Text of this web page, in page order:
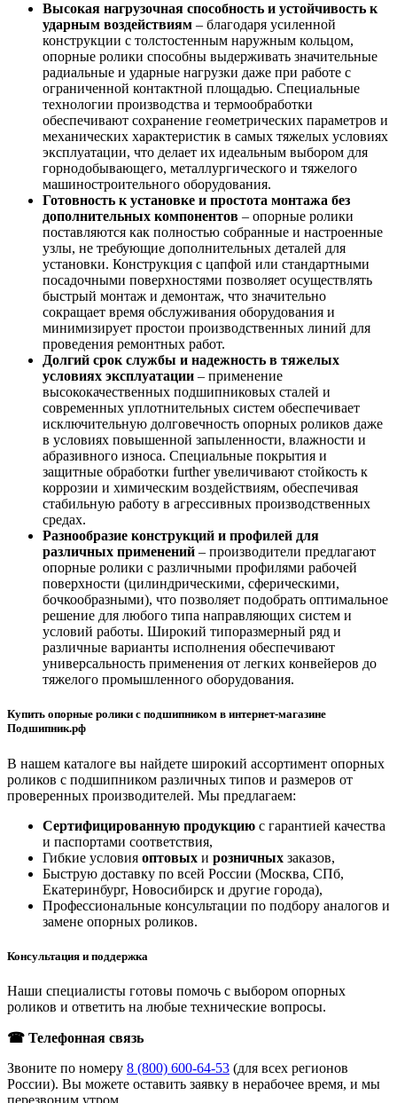
Высокая нагрузочная способность и устойчивость к
ударным воздействиям – благодаря усиленной
конструкции с толстостенным наружным кольцом,
опорные ролики способны выдерживать значительные
радиальные и ударные нагрузки даже при работе с
ограниченной контактной площадью. Специальные
технологии производства и термообработки
обеспечивают сохранение геометрических параметров и
механических характеристик в самых тяжелых условиях
эксплуатации, что делает их идеальным выбором для
горнодобывающего, металлургического и тяжелого
машиностроительного оборудования.
Готовность к установке и простота монтажа без
дополнительных компонентов – опорные ролики
поставляются как полностью собранные и настроенные
узлы, не требующие дополнительных деталей для
установки. Конструкция с цапфой или стандартными
посадочными поверхностями позволяет осуществлять
быстрый монтаж и демонтаж, что значительно
сокращает время обслуживания оборудования и
минимизирует простои производственных линий для
проведения ремонтных работ.
Долгий срок службы и надежность в тяжелых
условиях эксплуатации – применение
высококачественных подшипниковых сталей и
современных уплотнительных систем обеспечивает
исключительную долговечность опорных роликов даже
в условиях повышенной запыленности, влажности и
абразивного износа. Специальные покрытия и
защитные обработки further увеличивают стойкость к
коррозии и химическим воздействиям, обеспечивая
стабильную работу в агрессивных производственных
средах.
Разнообразие конструкций и профилей для
различных применений – производители предлагают
опорные ролики с различными профилями рабочей
поверхности (цилиндрическими, сферическими,
бочкообразными), что позволяет подобрать оптимальное
решение для любого типа направляющих систем и
условий работы. Широкий типоразмерный ряд и
различные варианты исполнения обеспечивают
универсальность применения от легких конвейеров до
тяжелого промышленного оборудования.
Купить опорные ролики с подшипником в интернет-магазине
Подшипник.рф
В нашем каталоге вы найдете широкий ассортимент опорных
роликов с подшипником различных типов и размеров от
проверенных производителей. Мы предлагаем:
Сертифицированную продукцию с гарантией качества
и паспортами соответствия,
Гибкие условия оптовых и розничных заказов,
Быструю доставку по всей России (Москва, СПб,
Екатеринбург, Новосибирск и другие города),
Профессиональные консультации по подбору аналогов и
замене опорных роликов.
Консультация и поддержка
Наши специалисты готовы помочь с выбором опорных
роликов и ответить на любые технические вопросы.
☎ Телефонная связь
Звоните по номеру 8 (800) 600-64-53 (для всех регионов
России). Вы можете оставить заявку в нерабочее время, и мы
перезвоним утром.